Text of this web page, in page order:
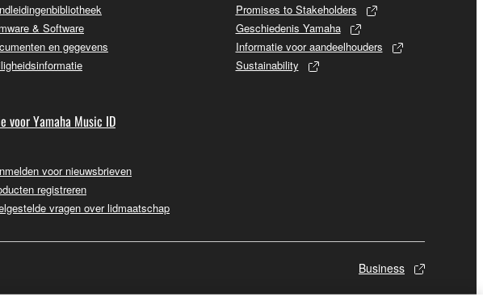
& Software
en gegevens
voor Yamaha Music ID
voor nieuwsbrieven
registreren
vragen over lidmaatschap
Promises to Stakeholders
Geschiedenis Yamaha
Informatie voor aandeelhouders
Sustainability
Business